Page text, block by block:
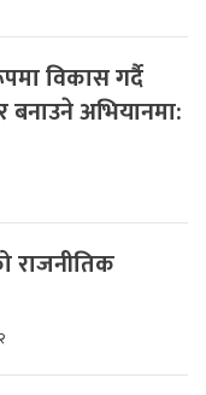
विकास गर्दै
अभियानमा:
राजनीतिक